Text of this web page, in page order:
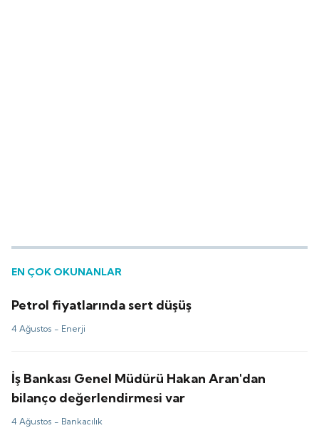
EN ÇOK OKUNANLAR
Petrol fiyatlarında sert düşüş
4 Ağustos - Enerji
İş Bankası Genel Müdürü Hakan Aran'dan
bilanço değerlendirmesi var
4 Ağustos - Bankacılık